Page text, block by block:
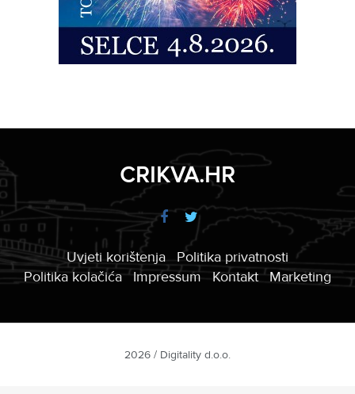
CRIKVA.HR
Uvjeti korištenja
Politika privatnosti
Politika kolačića
Impressum Kontakt Marketing
2026 / Digitality d.o.o.